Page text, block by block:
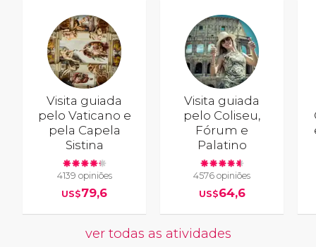
Visita guiada
pelo Vaticano e
pela Capela
Sistina
4139 opiniões
US$79,6
Visita guiada
pelo Coliseu,
Fórum e
Palatino
4576 opiniões
US$64,6
ver todas as atividades